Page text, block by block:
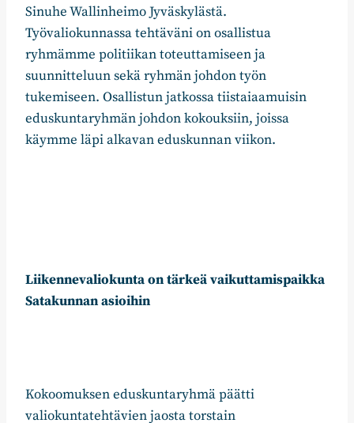
Sinuhe Wallinheimo Jyväskylästä.
Työvaliokunnassa tehtäväni on osallistua
ryhmämme politiikan toteuttamiseen ja
suunnitteluun sekä ryhmän johdon työn
tukemiseen. Osallistun jatkossa tiistaiaamuisin
eduskuntaryhmän johdon kokouksiin, joissa
käymme läpi alkavan eduskunnan viikon.
Liikennevaliokunta on tärkeä vaikuttamispaikka
Satakunnan asioihin
Kokoomuksen eduskuntaryhmä päätti
valiokuntatehtävien jaosta torstain